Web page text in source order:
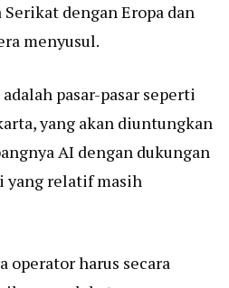
dengan Eropa dan
menyusul.
pasar-pasar seperti
yang akan diuntungkan
AI dengan dukungan
yang relatif masih
operator harus secara